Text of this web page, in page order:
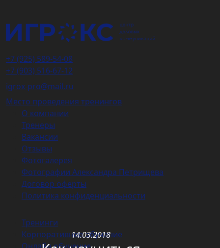
14.03.2018
+7 (925) 589-54-08
+7 (903) 516-67-12
igrox-pro@mail.ru
Место проведения тренингов
О компании
Тренеры
Вакансии
Отзывы
Фотогалерея
Фотографии Александра Петрищева
Договор оферты
Политика конфиденциальности
Тренинги
Корпоративное обучение